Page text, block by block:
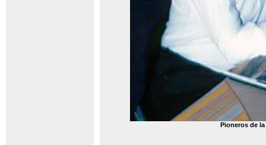
Pioneros de